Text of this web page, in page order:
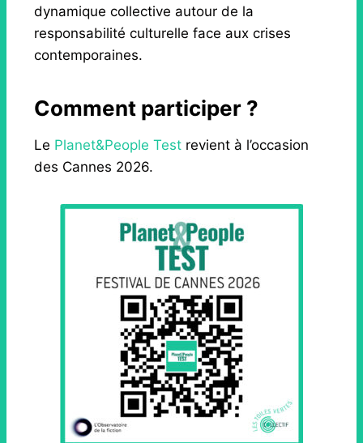
dynamique collective autour de la
responsabilité culturelle face aux crises
contemporaines.
Comment participer ?
Le Planet&People Test revient à l’occasion
des Cannes 2026.